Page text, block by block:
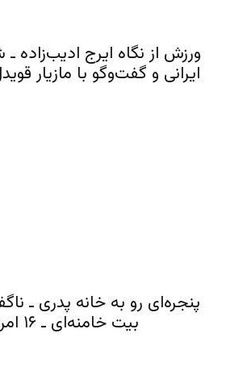
ورزش از نگاه ایرج ادیب‌زاده
پنجره‌ای رو به خانه پدری ـ
بیت خامنه‌ای ـ ۱۶ امرداد / ۷ آگوست